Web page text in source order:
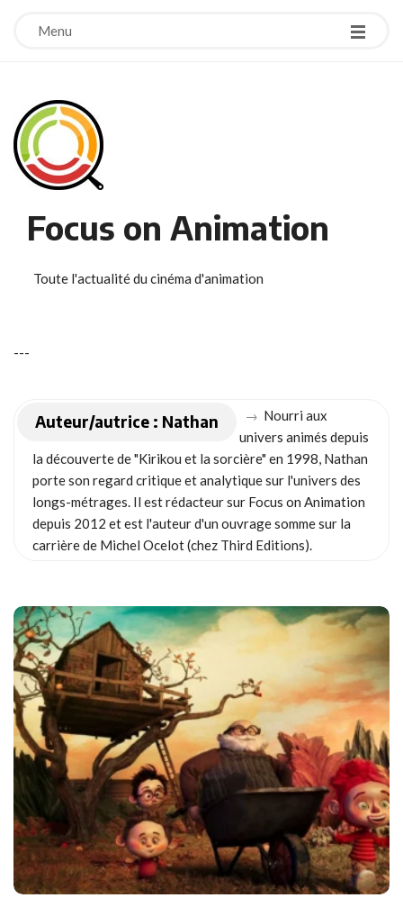
Menu
Focus on Animation
Toute l'actualité du cinéma d'animation
---
Auteur/autrice : Nathan → Nourri aux
univers animés depuis
la découverte de "Kirikou et la sorcière" en 1998, Nathan
porte son regard critique et analytique sur l'univers des
longs-métrages. Il est rédacteur sur Focus on Animation
depuis 2012 et est l'auteur d'un ouvrage somme sur la
carrière de Michel Ocelot (chez Third Editions).